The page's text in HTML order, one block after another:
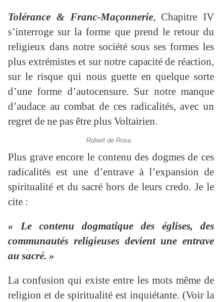
Tolérance & Franc-Maçonnerie, Chapitre IV
s’interroge sur la forme que prend le retour du
religieux dans notre société sous ses formes les
plus extrémistes et sur notre capacité de réaction,
sur le risque qui nous guette en quelque sorte
d’une forme d’autocensure. Sur notre manque
d’audace au combat de ces radicalités, avec un
regret de ne pas être plus Voltairien.
Robert de Rosa
Plus grave encore le contenu des dogmes de ces
radicalités est une d’entrave à l’expansion de
spiritualité et du sacré hors de leurs credo. Je le
cite :
« Le contenu dogmatique des églises, des
communautés religieuses devient une entrave
au sacré. »
La confusion qui existe entre les mots même de
religion et de spiritualité est inquiétante. (Voir la